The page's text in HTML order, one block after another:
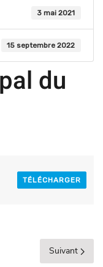
3 mai 2021
15 septembre 2022
du
TÉLÉCHARGER
Suivant